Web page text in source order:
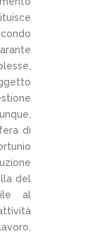
di
del
al